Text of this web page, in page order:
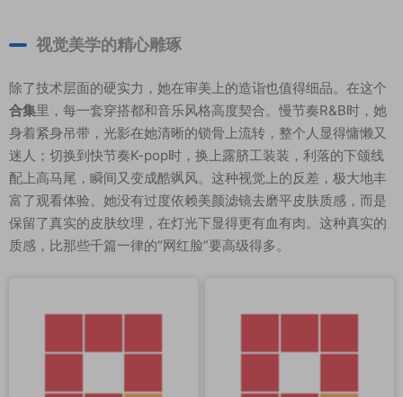
视觉美学的精心雕琢
除了技术层面的硬实力，她在审美上的造诣也值得细品。在这个
合集里，每一套穿搭都和音乐风格高度契合。慢节奏R&B时，她
身着紧身吊带，光影在她清晰的锁骨上流转，整个人显得慵懒又
迷人；切换到快节奏K-pop时，换上露脐工装装，利落的下颌线
配上高马尾，瞬间又变成酷飒风。这种视觉上的反差，极大地丰
富了观看体验。她没有过度依赖美颜滤镜去磨平皮肤质感，而是
保留了真实的皮肤纹理，在灯光下显得更有血有肉。这种真实的
质感，比那些千篇一律的“网红脸”要高级得多。